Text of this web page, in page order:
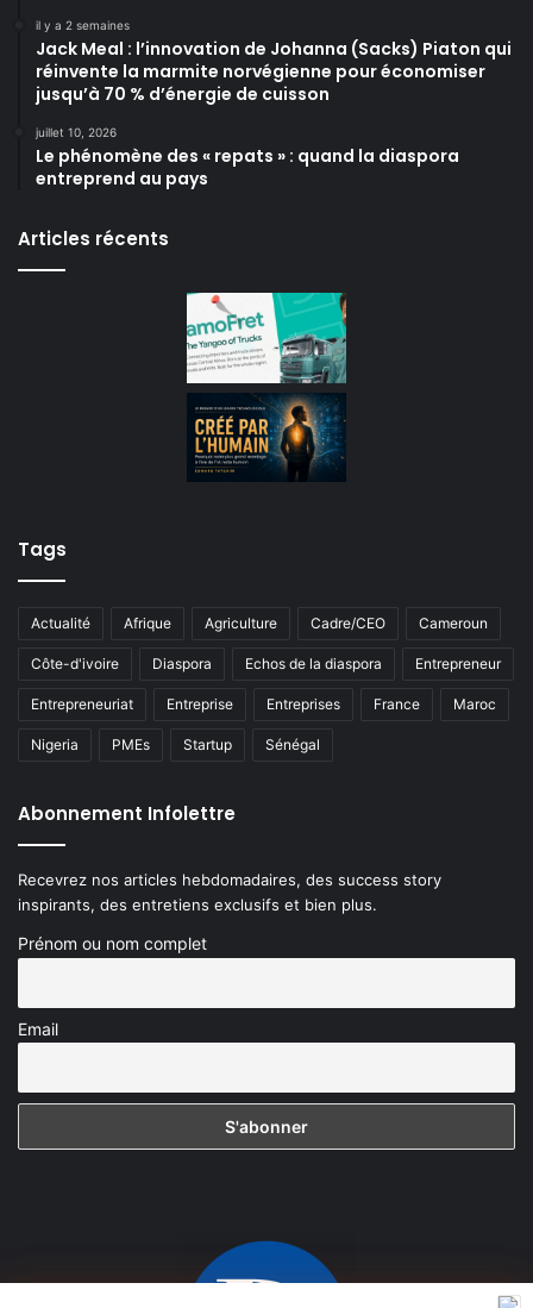
il y a 2 semaines
Jack Meal : l’innovation de Johanna (Sacks) Piaton qui
réinvente la marmite norvégienne pour économiser
jusqu’à 70 % d’énergie de cuisson
juillet 10, 2026
Le phénomène des « repats » : quand la diaspora
entreprend au pays
Articles récents
Tags
Actualité Afrique Agriculture Cadre/CEO Cameroun
Côte-d'ivoire Diaspora Echos de la diaspora Entrepreneur
Entrepreneuriat Entreprise Entreprises France Maroc
Nigeria PMEs Startup Sénégal
Abonnement Infolettre
Recevrez nos articles hebdomadaires, des success story
inspirants, des entretiens exclusifs et bien plus.
Prénom ou nom complet
Email